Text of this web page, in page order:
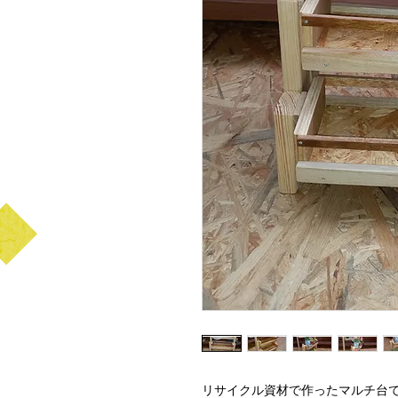
リサイクル資材で作ったマルチ台